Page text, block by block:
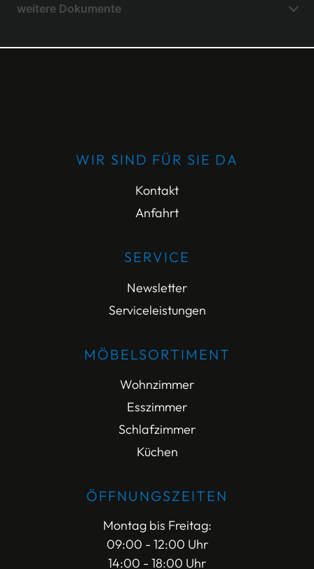
weitere Dokumente
WIR SIND FÜR SIE DA
Kontakt
Anfahrt
SERVICE
Newsletter
Serviceleistungen
MÖBELSORTIMENT
Wohnzimmer
Esszimmer
Schlafzimmer
Küchen
ÖFFNUNGSZEITEN
Montag bis Freitag:
09:00 - 12:00 Uhr
14:00 - 18:00 Uhr